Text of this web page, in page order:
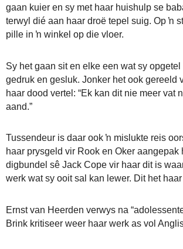
gaan kuier en sy met haar huishulp se
terwyl dié aan haar droë tepel suig. Op ŉ
pille in ŉ winkel op die vloer.
Sy het gaan sit en elke een wat sy opgetel
gedruk en gesluk. Jonker het ook gereeld
haar dood vertel: “Ek kan dit nie meer vat
aand.”
Tussendeur is daar ook ŉ mislukte reis
haar prysgeld vir Rook en Oker aangepak
digbundel sê Jack Cope vir haar dit is
werk wat sy ooit sal kan lewer. Dit het
Ernst van Heerden verwys na
Brink kritiseer weer haar werk as vol